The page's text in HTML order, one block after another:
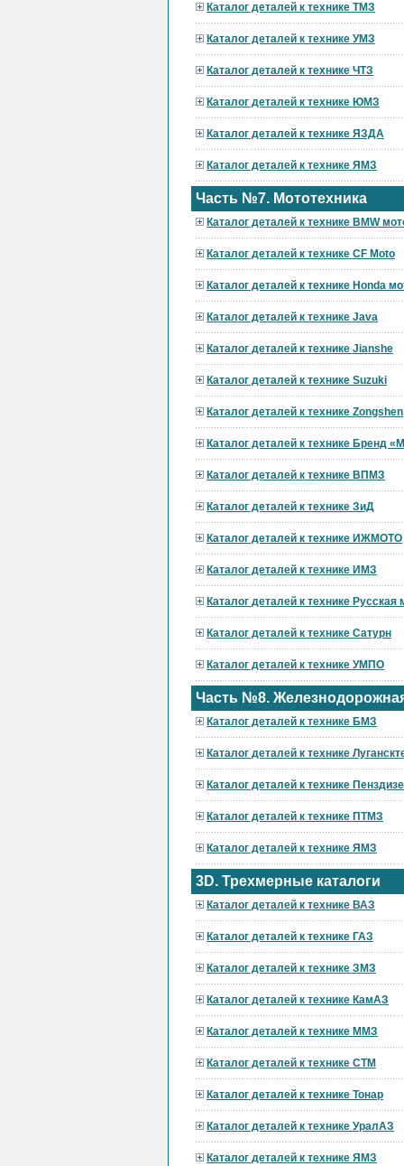
Каталог деталей к технике ТМЗ
Каталог деталей к технике УМЗ
Каталог деталей к технике ЧТЗ
Каталог деталей к технике ЮМЗ
Каталог деталей к технике ЯЗДА
Каталог деталей к технике ЯМЗ
Часть №7. Мототехника
Каталог деталей к технике BMW
Каталог деталей к технике CF Moto
Каталог деталей к технике Honda
Каталог деталей к технике Java
Каталог деталей к технике Jianshe
Каталог деталей к технике Suzuki
Каталог деталей к технике Zongshen
Каталог деталей к технике Бренд
Каталог деталей к технике ВПМЗ
Каталог деталей к технике ЗиД
Каталог деталей к технике ИЖМОТО
Каталог деталей к технике ИМЗ
Каталог деталей к технике Русская
Каталог деталей к технике Сатурн
Каталог деталей к технике УМПО
Часть №8.
Каталог деталей к технике БМЗ
Каталог деталей к технике
Каталог деталей к технике
Каталог деталей к технике ПТМЗ
Каталог деталей к технике ЯМЗ
3D. Трехмерные каталоги
Каталог деталей к технике ВАЗ
Каталог деталей к технике ГАЗ
Каталог деталей к технике ЗМЗ
Каталог деталей к технике КамАЗ
Каталог деталей к технике ММЗ
Каталог деталей к технике СТМ
Каталог деталей к технике Тонар
Каталог деталей к технике УралАЗ
Каталог деталей к технике ЯМЗ